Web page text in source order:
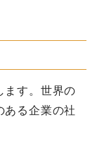
ます。世界の
ある企業の社